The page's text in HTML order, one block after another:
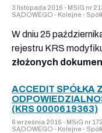
3 listopada 2016 - MSiG nr
SĄDOWEGO - Kolejne -
W dniu 25
rejestru KRS
złożonych
ACCEDIT SPÓŁKA
(KRS 0000619363)
6 września 2016 - MSiG nr
SĄDOWEGO - Kolejne -